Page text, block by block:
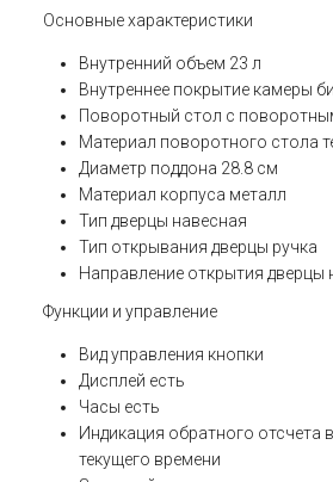
Основные характеристики
Внутренний объем 23 л
Внутреннее покрытие камеры
Поворотный стол с
Материал поворотного стола
Диаметр поддона 28.8 см
Материал корпуса металл
Тип дверцы навесная
Тип открывания дверцы ручка
Направление открытия дверцы
Функции и управление
Вид управления кнопки
Дисплей есть
Часы есть
Индикация обратного отсчета
текущего времени